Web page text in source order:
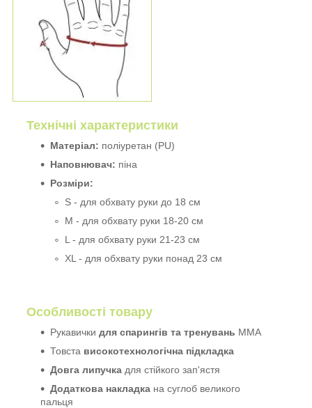
Особливості товару
Рукавички для спарингів та тренувань ММА
Товста високотехнологічна підкладка
Довга липучка для стійкого зап'ястя
Додаткова накладка на суглоб великого
пальця
Технічні характеристики
Матеріал: поліуретан (PU)
Наповнювач: піна
Розміри:
S - для обхвату руки до 18 см
M - для обхвату руки 18-20 см
L - для обхвату руки 21-23 см
XL - для обхвату руки понад 23 см